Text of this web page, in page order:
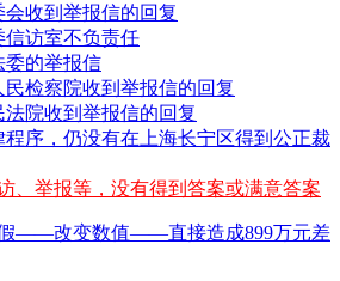
收到举报信的回复
信访室不负责任
委的举报信
民检察院收到举报信的回复
法院收到举报信的回复
序，仍没有在上海长宁区得到公正裁
、举报等，没有得到答案或满意答案